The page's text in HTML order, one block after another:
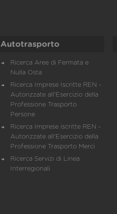
Autotrasporto
Ricerca Aree di Fermata e
Nulla Osta
Ricerca Imprese Iscritte REN -
Autorizzate all'Esercizio della
Professione Trasporto
Persone
Ricerca Imprese iscritte REN -
Autorizzate all'Esercizio della
Professione Trasporto Merci
Ricerca Servizi di Linea
Interregionali